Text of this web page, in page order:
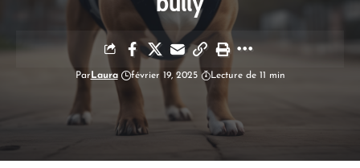
ParLaura février 19, 2025 Lecture de 11 min